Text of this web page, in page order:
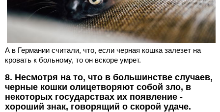
А в Германии считали, что, если черная кошка залезет на
кровать к больному, то он вскоре умрет.
8. Несмотря на то, что в большинстве случаев,
черные кошки олицетворяют собой зло, в
некоторых государствах их появление -
хороший знак, говорящий о скорой удаче.